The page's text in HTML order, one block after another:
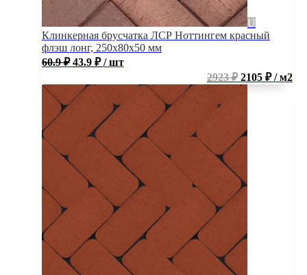
Клинкерная брусчатка ЛСР Ноттингем красный
флэш лонг, 250x80x50 мм
60.9₽ 43.9 ₽ / шт
2923 ₽2105 ₽ / м2